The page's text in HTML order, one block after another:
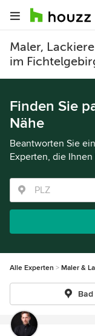
Maler,
im
Finden Sie
Nähe
Beantworten Sie
Experten, die
Alle Experten Maler &